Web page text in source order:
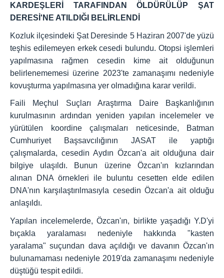
KARDEŞLERİ TARAFINDAN ÖLDÜRÜLÜP ŞAT
DERESİ'NE ATILDIĞI BELİRLENDİ
Kozluk ilçesindeki Şat Deresinde 5 Haziran 2007'de yüzü
teşhis edilemeyen erkek cesedi bulundu. Otopsi işlemleri
yapılmasına rağmen cesedin kime ait olduğunun
belirlenememesi üzerine 2023'te zamanaşımı nedeniyle
kovuşturma yapılmasına yer olmadığına karar verildi.
Faili Meçhul Suçları Araştırma Daire Başkanlığının
kurulmasının ardından yeniden yapılan incelemeler ve
yürütülen koordine çalışmaları neticesinde, Batman
Cumhuriyet Başsavcılığının JASAT ile yaptığı
çalışmalarda, cesedin Aydın Özcan'a ait olduğuna dair
bilgiye ulaşıldı. Bunun üzerine Özcan'ın kızlarından
alınan DNA örnekleri ile buluntu cesetten elde edilen
DNA'nın karşılaştırılmasıyla cesedin Özcan'a ait olduğu
anlaşıldı.
Yapılan incelemelerde, Özcan'ın, birlikte yaşadığı Y.D'yi
bıçakla yaralaması nedeniyle hakkında "kasten
yaralama" suçundan dava açıldığı ve davanın Özcan'ın
bulunamaması nedeniyle 2019'da zamanaşımı nedeniyle
düştüğü tespit edildi.